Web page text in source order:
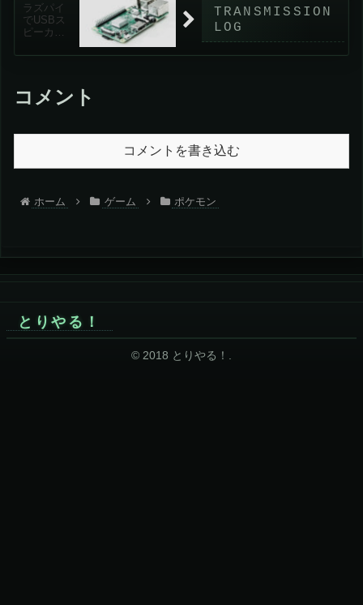
ラズパイ
でUSBス
ピーカー
としたら
（１敗）
コメント
コメントを書き込む
ホーム ゲーム ポケモン
とりやる！
© 2018 とりやる！.